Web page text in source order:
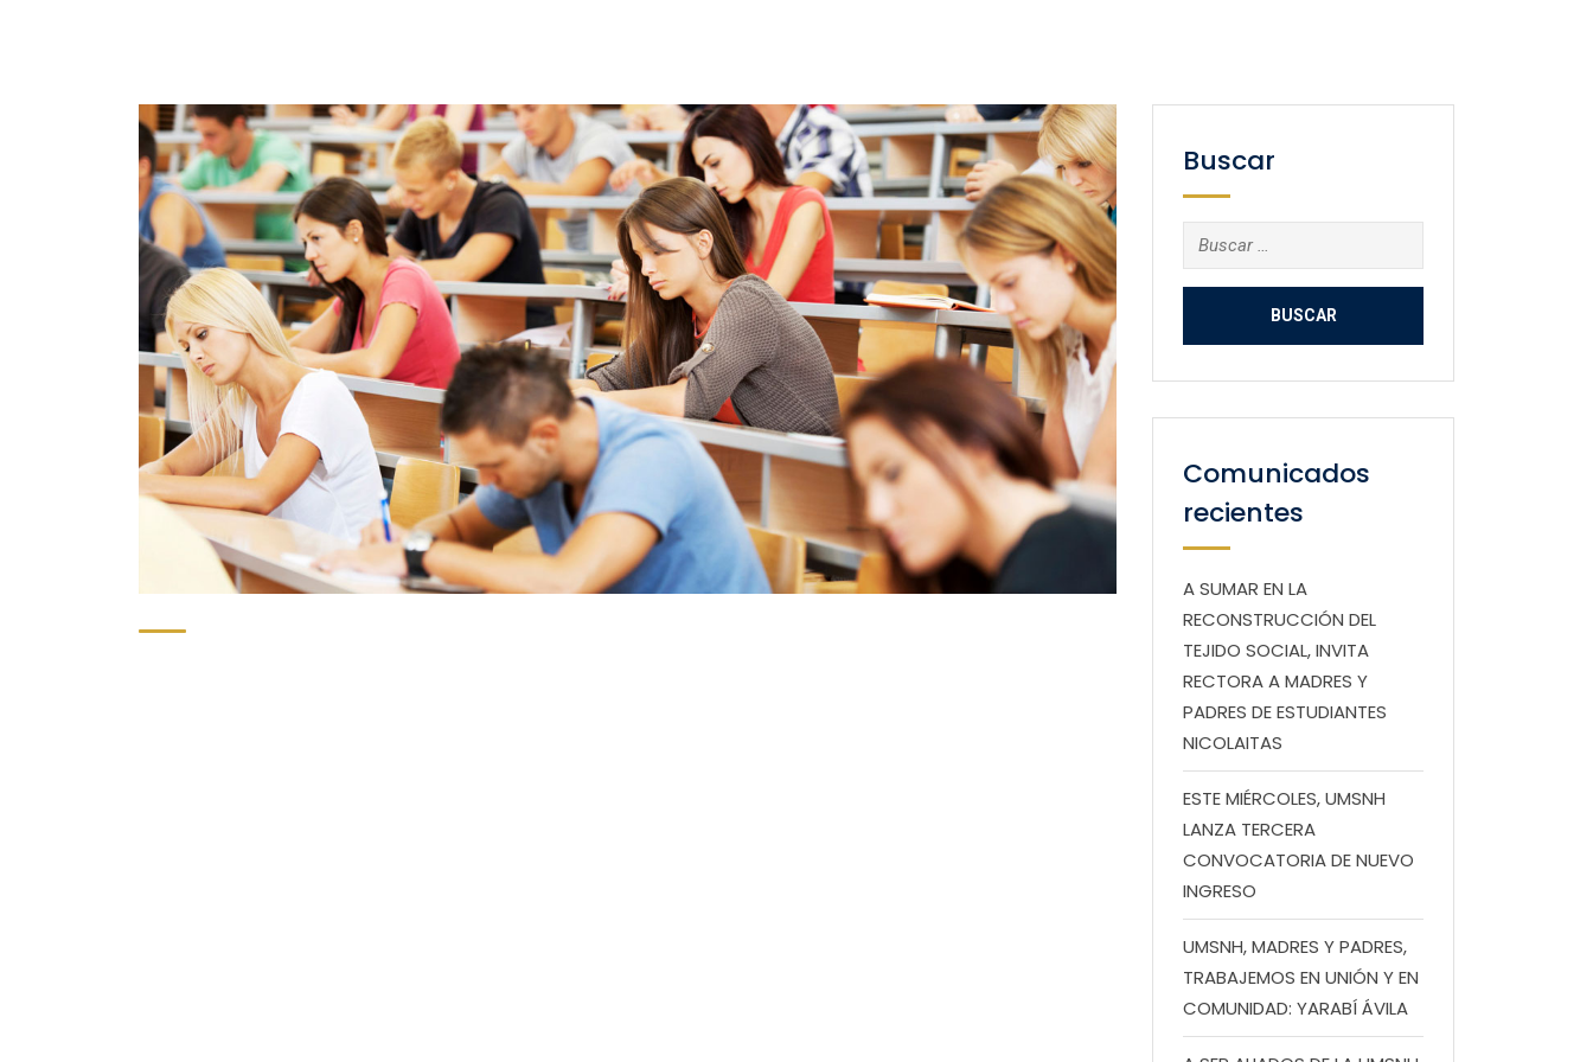
Buscar
Buscar:
Comunicados
recientes
A SUMAR EN LA
RECONSTRUCCIÓN DEL
TEJIDO SOCIAL, INVITA
RECTORA A MADRES Y
PADRES DE ESTUDIANTES
NICOLAITAS
ESTE MIÉRCOLES, UMSNH
LANZA TERCERA
CONVOCATORIA DE NUEVO
INGRESO
UMSNH, MADRES Y PADRES,
TRABAJEMOS EN UNIÓN Y EN
COMUNIDAD: YARABÍ ÁVILA